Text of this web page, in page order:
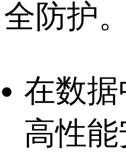
全防护。
在数
高性